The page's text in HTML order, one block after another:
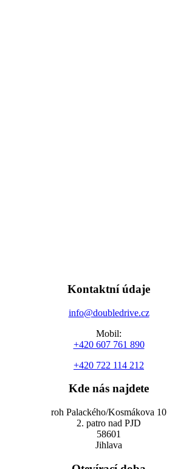
Kontaktní údaje
info@doubledrive.cz
Mobil:
+420 607 761 890
+420 722 114 212
Kde nás najdete
roh Palackého/Kosmákova 10
2. patro nad PJD
58601
Jihlava